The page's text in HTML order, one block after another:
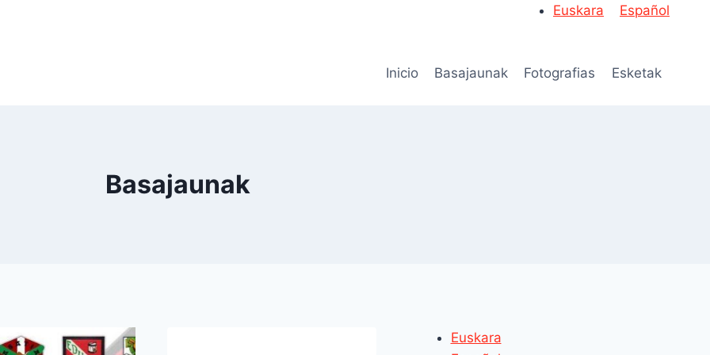
Euskara Español
Inicio Basajaunak Fotografias Esketak
Basajaunak
Euskara